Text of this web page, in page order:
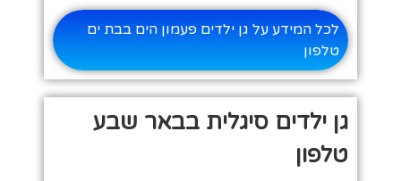
לכל המידע על גן ילדים פעמון הים בבת ים
טלפון
גן ילדים סיגלית בבאר שבע
טלפון